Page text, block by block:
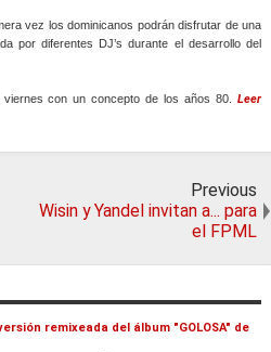
vez los dominicanos podrán disfrutar de una
por diferentes DJ’s durante el desarrollo del
con un concepto de los años 80. Leer
Previous
Wisin y Yandel invitan a... para
el FPML
versión remixeada del álbum "GOLOSA" de